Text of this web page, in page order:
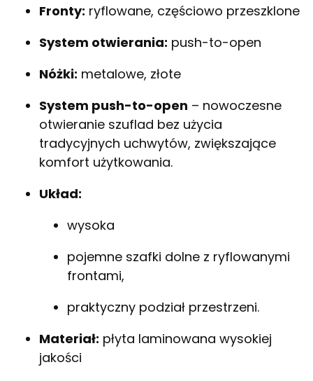
Fronty: ryflowane, częściowo przeszklone
System otwierania: push-to-open
Nóżki: metalowe, złote
System push-to-open – nowoczesne
otwieranie szuflad bez użycia
tradycyjnych uchwytów, zwiększające
komfort użytkowania.
Układ:
wysoka
pojemne szafki dolne z ryflowanymi
frontami,
praktyczny podział przestrzeni.
Materiał: płyta laminowana wysokiej
jakości